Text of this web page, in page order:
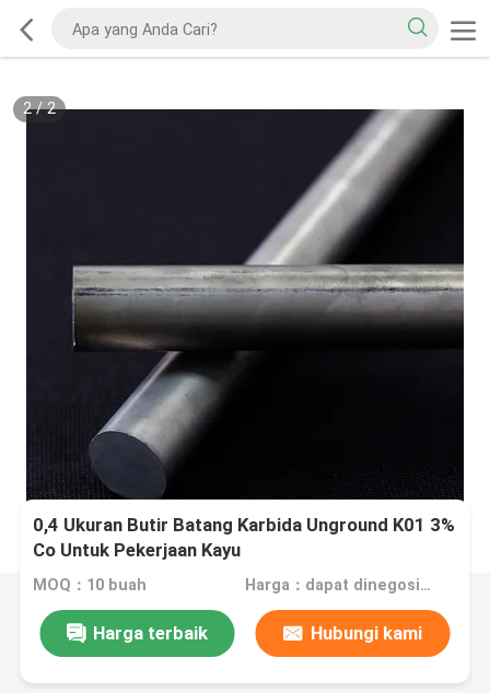
2/2
0,4 Ukuran Butir Batang Karbida Unground K01 3%
Co Untuk Pekerjaan Kayu
MOQ：10 buah Harga：dapat dinegosiasikan
Harga terbaik Hubungi kami